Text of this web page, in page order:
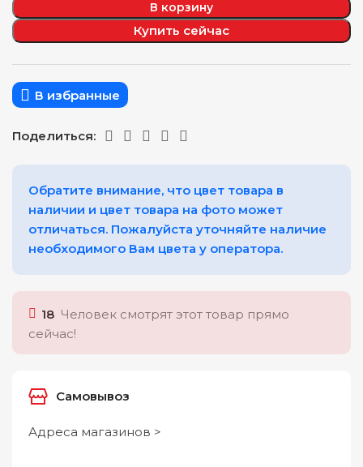
В корзину
Купить сейчас
В избранные
Поделиться:
Обратите внимание, что цвет товара в
наличии и цвет товара на фото может
отличаться. Пожалуйста уточняйте наличие
необходимого Вам цвета у оператора.
18 Человек смотрят этот товар прямо
сейчас!
Самовывоз
Адреса магазинов >